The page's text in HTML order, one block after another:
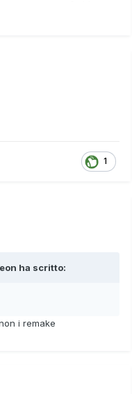
1
ha scritto:
i remake